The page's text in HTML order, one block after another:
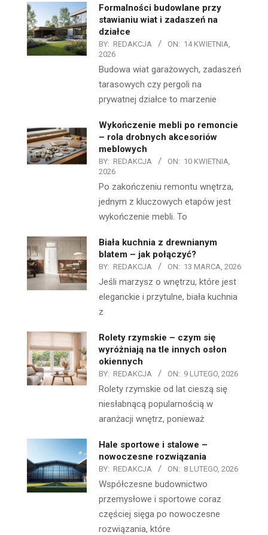
Formalności budowlane przy
stawianiu wiat i zadaszeń na
działce
BY: REDAKCJA ON: 14 KWIETNIA,
2026
Budowa wiat garażowych, zadaszeń
tarasowych czy pergoli na
prywatnej działce to marzenie
Wykończenie mebli po remoncie
– rola drobnych akcesoriów
meblowych
BY: REDAKCJA ON: 10 KWIETNIA,
2026
Po zakończeniu remontu wnętrza,
jednym z kluczowych etapów jest
wykończenie mebli. To
Biała kuchnia z drewnianym
blatem – jak połączyć?
BY: REDAKCJA ON: 13 MARCA, 2026
Jeśli marzysz o wnętrzu, które jest
eleganckie i przytulne, biała kuchnia
z
Rolety rzymskie – czym się
wyróżniają na tle innych osłon
okiennych
BY: REDAKCJA ON: 9 LUTEGO, 2026
Rolety rzymskie od lat cieszą się
niesłabnącą popularnością w
aranżacji wnętrz, ponieważ
Hale sportowe i stalowe –
nowoczesne rozwiązania
BY: REDAKCJA ON: 8 LUTEGO, 2026
Współczesne budownictwo
przemysłowe i sportowe coraz
częściej sięga po nowoczesne
rozwiązania, które